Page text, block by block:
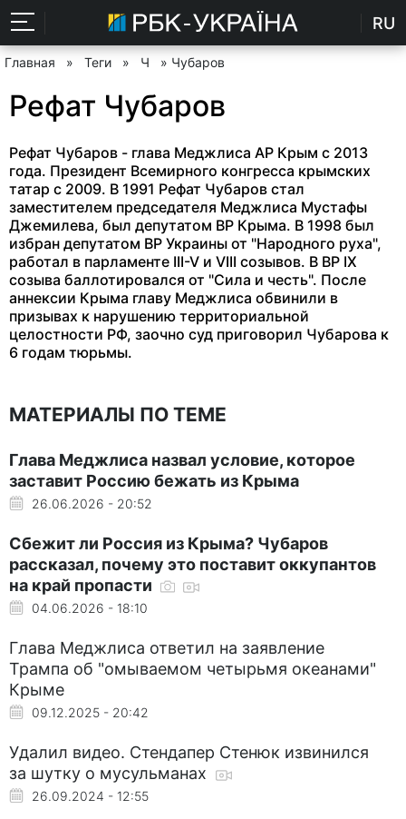
RU
Главная » Теги » Ч » Чубаров
Рефат Чубаров
Рефат Чубаров - глава Меджлиса АР Крым с 2013
года. Президент Всемирного конгресса крымских
татар с 2009. В 1991 Рефат Чубаров стал
заместителем председателя Меджлиса Мустафы
Джемилева, был депутатом ВР Крыма. В 1998 был
избран депутатом ВР Украины от "Народного руха",
работал в парламенте III-V и VIII созывов. В ВР IX
cозыва баллотировался от "Сила и честь". После
аннексии Крыма главу Меджлиса обвинили в
призывах к нарушению территориальной
целостности РФ, заочно суд приговорил Чубарова к
6 годам тюрьмы.
МАТЕРИАЛЫ ПО ТЕМЕ
Глава Меджлиса назвал условие, которое
заставит Россию бежать из Крыма
26.06.2026 - 20:52
Сбежит ли Россия из Крыма? Чубаров
рассказал, почему это поставит оккупантов
на край пропасти
04.06.2026 - 18:10
Глава Меджлиса ответил на заявление
Трампа об "омываемом четырьмя океанами"
Крыме
09.12.2025 - 20:42
Удалил видео. Стендапер Стенюк извинился
за шутку о мусульманах
26.09.2024 - 12:55